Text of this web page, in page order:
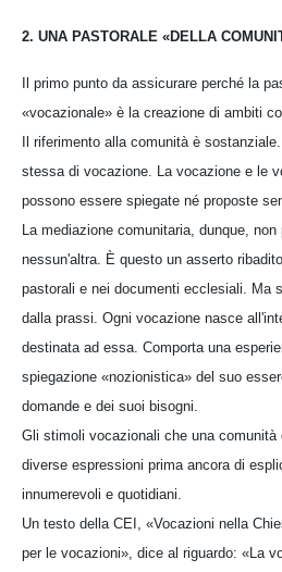
2. UNA PASTORALE «DELLA
Il primo punto da assicurare perché la
«vocazionale» è la creazione di ambiti
Il riferimento alla comunità è
stessa di vocazione. La vocazione e le
possono essere spiegate né proposte
La mediazione comunitaria, dunque,
nessun'altra. È questo un asserto
pastorali e nei documenti ecclesiali. Ma
dalla prassi. Ogni vocazione nasce
destinata ad essa. Comporta una
spiegazione «nozionistica» del suo
domande e dei suoi bisogni.
Gli stimoli vocazionali che una comunità
diverse espressioni prima ancora di
innumerevoli e quotidiani.
Un testo della CEI, «Vocazioni nella
per le vocazioni», dice al riguardo: «La